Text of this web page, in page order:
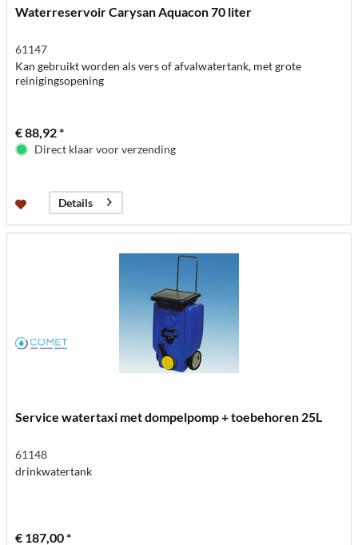
Waterreservoir Carysan Aquacon 70 liter
61147
Kan gebruikt worden als vers of afvalwatertank, met grote
reinigingsopening
€ 88,92 *
Direct klaar voor verzending
Details
Service watertaxi met dompelpomp + toebehoren 25L
61148
drinkwatertank
€ 187,00 *